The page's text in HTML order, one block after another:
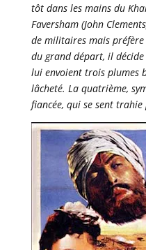
tôt dans les mains du
Faversham (John
de militaires mais
du grand départ, il décide
lui envoient trois plumes
lâcheté. La quatrième,
fiancée, qui se sent trahie